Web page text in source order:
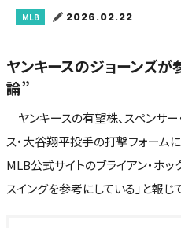
MLB 2026.02.22
ヤンキースのジョーンズ
論”
ヤンキースの有望株、スペンサー
ス・大谷翔平投手の打撃フォーム
MLB公式サイトのブライアン・ホ
スイングを参考にしている」と報じ